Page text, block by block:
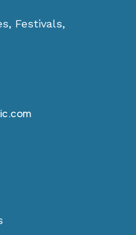
Festivals,
ic.com